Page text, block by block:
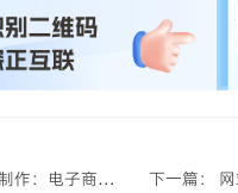
上一篇： 网站制作：电子商务网站设计七要素